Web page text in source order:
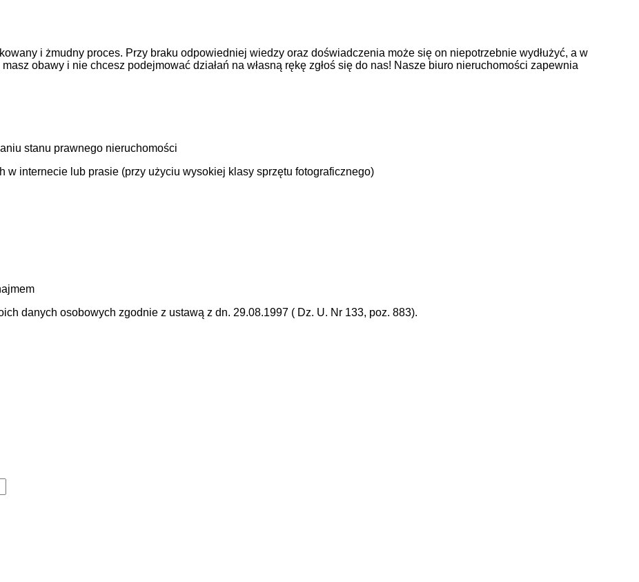
i żmudny proces. Przy braku odpowiedniej wiedzy oraz doświadczenia może się on niepotrzebnie wydłużyć, a w
obawy i nie chcesz podejmować działań na własną rękę zgłoś się do nas! Nasze biuro nieruchomości zapewnia
stanu prawnego nieruchomości
w internecie lub prasie (przy użyciu wysokiej klasy sprzętu fotograficznego)
danych osobowych zgodnie z ustawą z dn. 29.08.1997 ( Dz. U. Nr 133, poz. 883).